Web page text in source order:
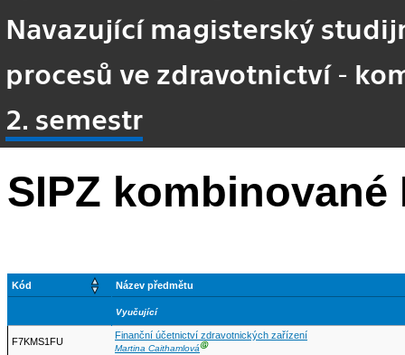
Navazující magisterský
procesů ve zdravotnictví -
2. semestr
SIPZ kombinované
Kód Název předmětu
Vyučující
F7KMS1FU
Finanční účetnictví zdravotnických zařízení
Martina CaithamlováⒼ